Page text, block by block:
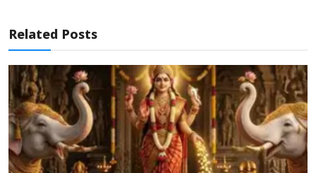
Related Posts